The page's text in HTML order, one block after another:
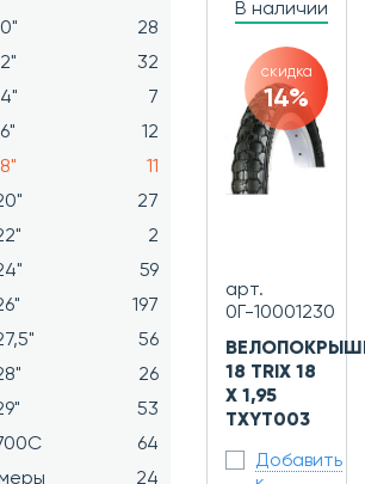
28
32
7
12
11
27
2
59
197
56
26
53
64
24
В наличии
скидка
14%
арт.
0Г-10001230
18 TRIX 18
X 1,95
TXYT003
Добавить